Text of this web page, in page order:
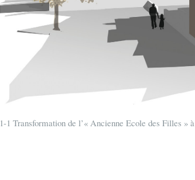
1-1 Transformation de l’« Ancienne Ecole des Filles »